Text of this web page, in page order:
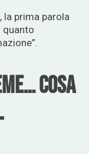
la prima parola
quanto
cosa